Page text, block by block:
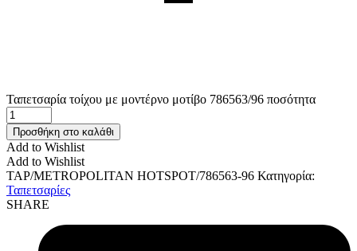
Ταπετσαρία τοίχου με μοντέρνο μοτίβο 786563/96 ποσότητα
Προσθήκη στο καλάθι
Add to Wishlist
Add to Wishlist
TAP/METROPOLITAN HOTSPOT/786563-96 Κατηγορία:
Ταπετσαρίες
SHARE